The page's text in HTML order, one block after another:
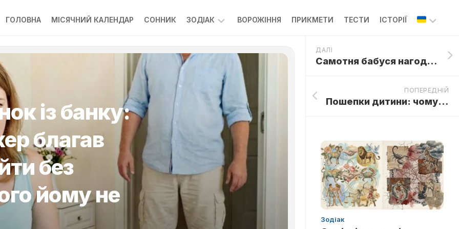
ГОЛОВНА МІСЯЧНИЙ КАЛЕНДАР СОННИК ЗОДІАК
ГОРОСКОП
ВОРОЖІННЯ ПРИКМЕТИ ТЕСТИ ІСТОРІЇ
із банку:
благав
без
йому не
ДАЛІ
Самотня бабуся нагодувала трьох бездомних хлопчиків-близнюків, а через багато років біля її кіоску зупинилися три елітні «Ламборгіні»
ПОПЕРЕДНІЙ
Пошепки дитини: чому після зустрічі в парку дружина вирішила не виходити з дому, а сховатися в шафі
Зодіак